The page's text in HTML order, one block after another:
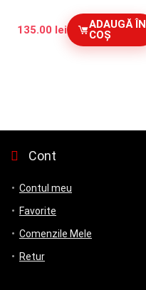
135.00 lei
ADAUGĂ ÎN
COȘ
Cont
Contul meu
Favorite
Comenzile Mele
Retur